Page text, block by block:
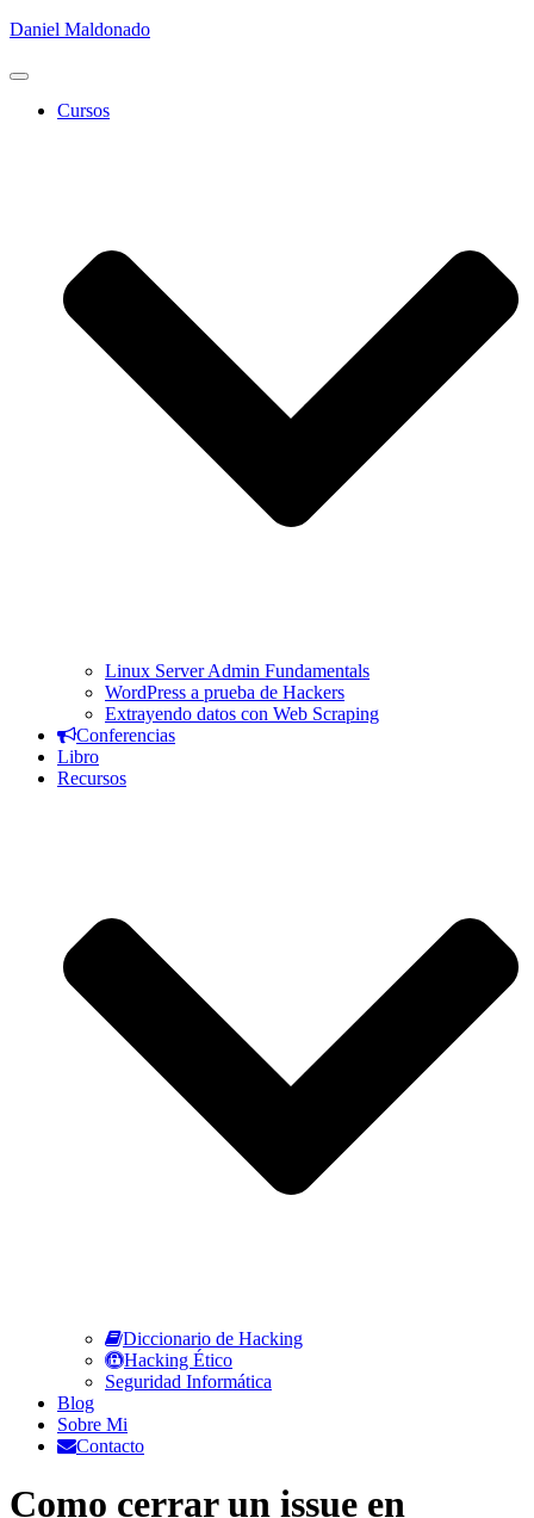
Daniel Maldonado
Cambiar
Cursos
Linux Server Admin Fundamentals
WordPress a prueba de Hackers
Extrayendo datos con Web Scraping
Conferencias
Libro
Recursos
Diccionario de Hacking
Hacking Ético
Seguridad Informática
Blog
Sobre Mi
Contacto
Como cerrar un issue en